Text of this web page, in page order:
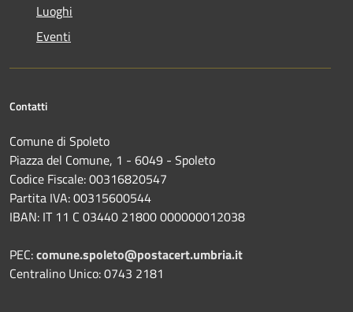
Luoghi
Eventi
Contatti
Comune di Spoleto
Piazza del Comune, 1 - 6049 - Spoleto
Codice Fiscale: 00316820547
Partita IVA: 00315600544
IBAN: IT 11 C 03440 21800 000000012038
PEC:comune.spoleto@postacert.umbria.it
Centralino Unico: 0743 2181